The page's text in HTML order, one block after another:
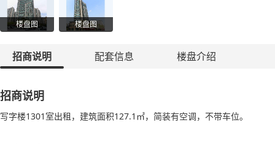
楼盘图 楼盘图
招商说明 配套信息 楼盘介绍
招商说明
写字楼1301室出租，建筑面积127.1㎡，简装有空调，不带车位。